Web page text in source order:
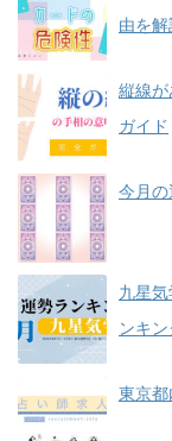
由を
縦線
ガイド
今月の
九星
ンキ
東京都